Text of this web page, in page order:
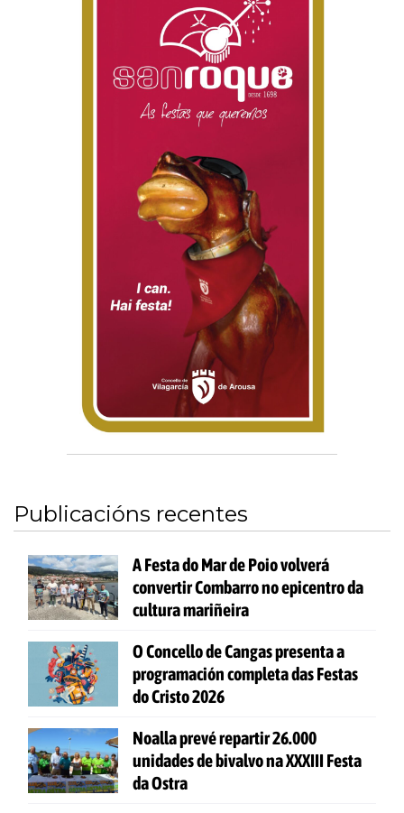
Publicacións recentes
A Festa do Mar de Poio volverá
convertir Combarro no epicentro da
cultura mariñeira
O Concello de Cangas presenta a
programación completa das Festas
do Cristo 2026
Noalla prevé repartir 26.000
unidades de bivalvo na XXXIII Festa
da Ostra